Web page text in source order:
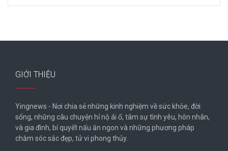
GIỚI THIỆU
Yingnews - Nơi chia sẻ những kinh nghiệm về sức khỏe, đời
sống, những câu chuyện hỉ nộ ái ố, tâm sự tình yêu, hôn nhân,
và gia đình, bí quyết nấu ăn ngon và những phương pháp
chăm sóc sắc đẹp, tử vi phong thủy.